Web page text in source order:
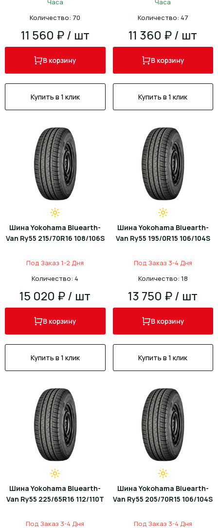
Часа
Количество: 70
11 560 ₽ / шт
В корзину
Купить в 1 клик
Часа
Количество: 47
11 360 ₽ / шт
В корзину
Купить в 1 клик
Шина Yokohama Bluearth-
Van Ry55 215/70R16 108/106S
Под Заказ 1-2 Дня
Количество: 4
15 020 ₽ / шт
В корзину
Купить в 1 клик
Шина Yokohama Bluearth-
Van Ry55 195/0R15 106/104S
Под Заказ 3-4 Дня
Количество: 18
13 750 ₽ / шт
В корзину
Купить в 1 клик
Шина Yokohama Bluearth-
Van Ry55 225/65R16 112/110T
Под Заказ 3-4 Дня
Шина Yokohama Bluearth-
Van Ry55 205/70R15 106/104S
Под Заказ 3-4 Дня